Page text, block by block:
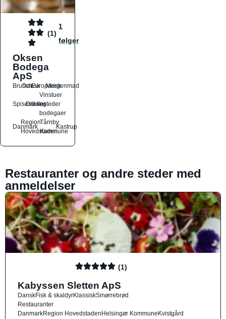
(1)
1
følger
Oksen
Bodega
ApS
Brunch
DanskEuropæiskMorgenmad
Spisesteder
Drikkesteder
Vinstuer
og
bodegaer
Danmark
Region
Hovedstaden
Tårnby
Kommune
Kastrup
Restauranter og andre steder med
anmeldelser
(1)
Kabyssen Sletten ApS
DanskFisk & skaldyrKlassiskSmørrebrød
Restauranter
DanmarkRegion HovedstadenHelsingør KommuneKvistgård